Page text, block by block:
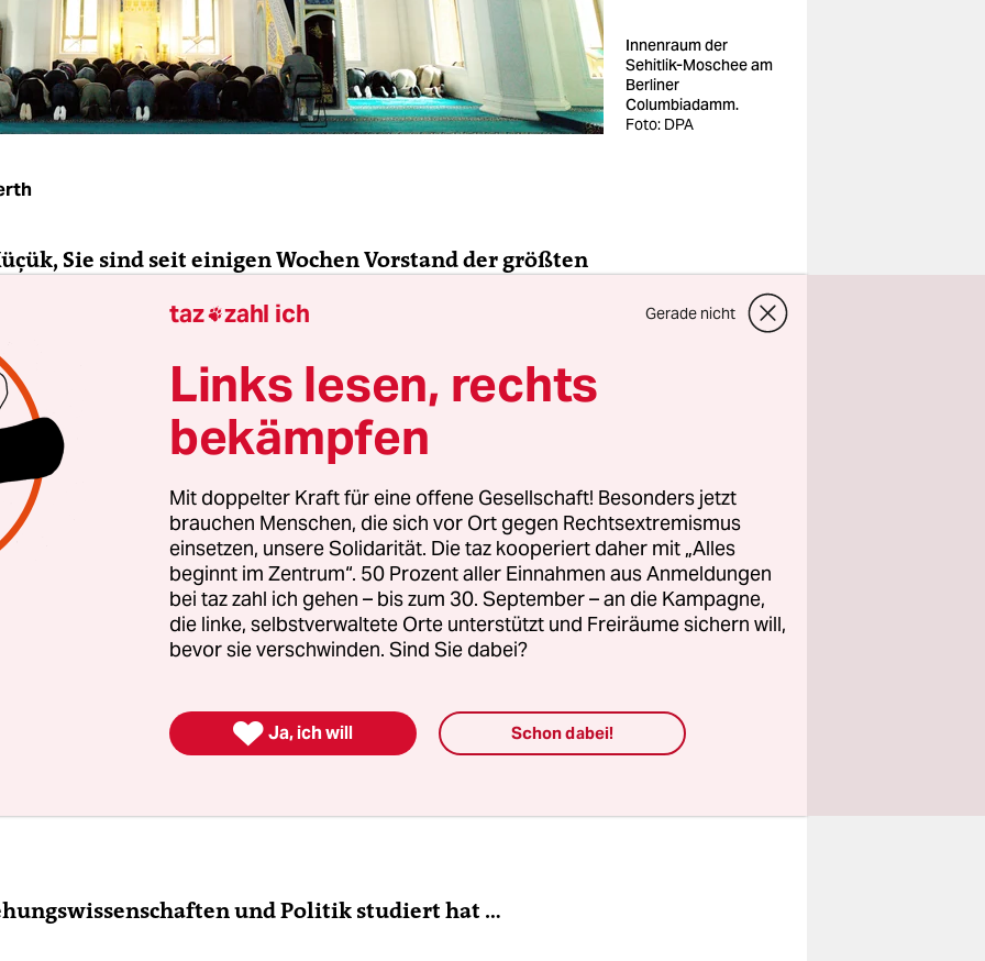
Innenraum der
Sehitlik-Moschee am
Berliner
Columbiadamm.
Foto: DPA
Sie sind seit einigen Wochen Vorstand der größten
für BesucherInnen ausgezeichnet hat. Was
anders machen als der bisherige Moscheevorstand?
Mich unterscheidet von meinem Vorgänger Ender
und Politik studiert hat …
taz zahl ich Gerade nicht
Links lesen, rechts
bekämpfen
Mit doppelter Kraft für eine offene Gesellschaft! Besonders jetzt
brauchen Menschen, die sich vor Ort gegen Rechtsextremismus
einsetzen, unsere Solidarität. Die taz kooperiert daher mit „Alles
beginnt im Zentrum“. 50 Prozent aller Einnahmen aus Anmeldungen
bei taz zahl ich gehen – bis zum 30. September – an die Kampagne,
die linke, selbstverwaltete Orte unterstützt und Freiräume sichern will,
bevor sie verschwinden. Sind Sie dabei?
 Ja, ich will Schon dabei!